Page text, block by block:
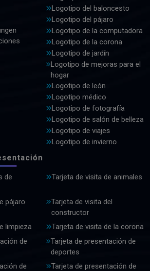
Logotipo del baloncesto
Logotipo del pájaro
Logotipo de la computadora
Logotipo de la corona
Logotipo de jardín
Logotipo de mejoras para el
hogar
Logotipo de león
Logotipo médico
Logotipo de fotografía
Logotipo de salón de belleza
Logotipo de viajes
Logotipo de invierno
de
Tarjeta de visita de animales
pájaro
Tarjeta de visita del
constructor
limpieza
Tarjeta de visita de la corona
de
Tarjeta de presentación de
deportes
de
Tarjeta de presentación de